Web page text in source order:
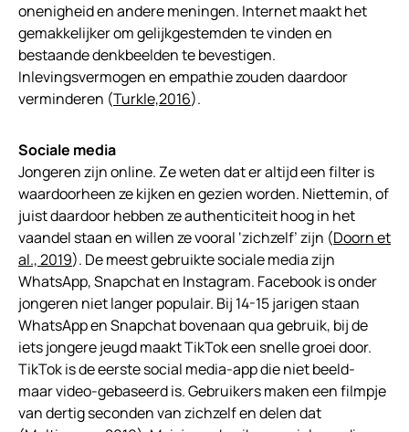
onenigheid en andere meningen. Internet maakt het
gemakkelijker om gelijkgestemden te vinden en
bestaande denkbeelden te bevestigen.
Inlevingsvermogen en empathie zouden daardoor
verminderen (Turkle,2016).
Sociale media
Jongeren zijn online. Ze weten dat er altijd een filter is
waardoorheen ze kijken en gezien worden. Niettemin, of
juist daardoor hebben ze authenticiteit hoog in het
vaandel staan en willen ze vooral ‘zichzelf’ zijn (Doorn et
al., 2019). De meest gebruikte sociale media zijn
WhatsApp, Snapchat en Instagram. Facebook is onder
jongeren niet langer populair. Bij 14-15 jarigen staan
WhatsApp en Snapchat bovenaan qua gebruik, bij de
iets jongere jeugd maakt TikTok een snelle groei door.
TikTok is de eerste social media-app die niet beeld-
maar video-gebaseerd is. Gebruikers maken een filmpje
van dertig seconden van zichzelf en delen dat